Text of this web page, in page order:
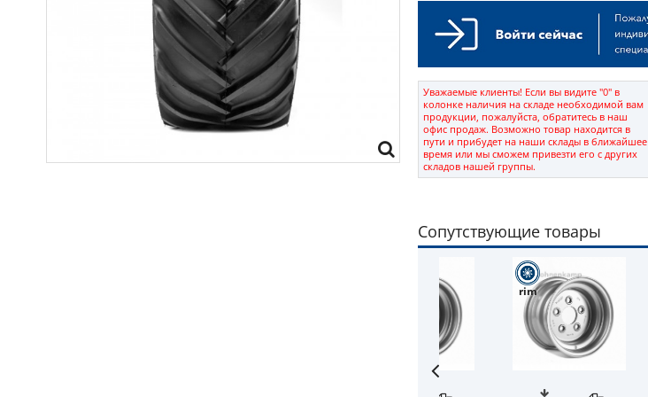
Уважаемые клиенты! Если вы видите "0" в
колонке наличия на складе необходимой вам
продукции, пожалуйста, обратитесь в наш
офис продаж. Возможно товар находится в
пути и прибудет на наши склады в ближайшее
время или мы сможем привезти его с других
складов нашей группы.
Сопутствующие товары